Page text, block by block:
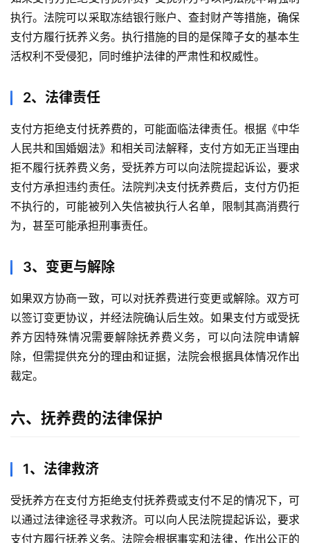
执行。法院可以采取冻结银行账户、查封财产等措施，确保
支付方履行抚养义务。执行措施的目的是保障子女的基本生
活权利不受侵犯，同时维护法律的严肃性和权威性。
2、法律责任
支付方拒绝支付抚养费的，可能面临法律责任。根据《中华
人民共和国婚姻法》和相关司法解释，支付方如无正当理由
拒不履行抚养费义务，受抚养方可以向法院提起诉讼，要求
支付方承担违约责任。法院判决支付抚养费后，支付方仍拒
不执行的，可能被列入失信被执行人名单，限制其高消费行
为，甚至可能承担刑事责任。
3、变更与解除
如果双方协商一致，可以对抚养费进行变更或解除。双方可
以签订变更协议，并经法院确认后生效。如果支付方或受抚
养方因特殊情况需要解除抚养费义务，可以向法院申请解
除，但需提供充分的理由和证据，法院会根据具体情况作出
裁定。
六、抚养费的法律保护
1、法律救济
受抚养方在支付方拒绝支付抚养费或支付不足的情况下，可
以通过法律途径寻求救济。可以向人民法院提起诉讼，要求
支付方履行抚养义务。法院会根据事实和法律，作出公正的